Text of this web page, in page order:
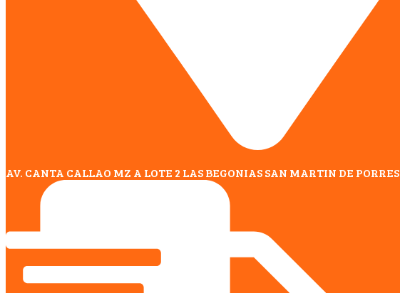
AV. CANTA CALLAO MZ A LOTE 2 LAS BEGONIAS SAN MARTIN DE PORRES